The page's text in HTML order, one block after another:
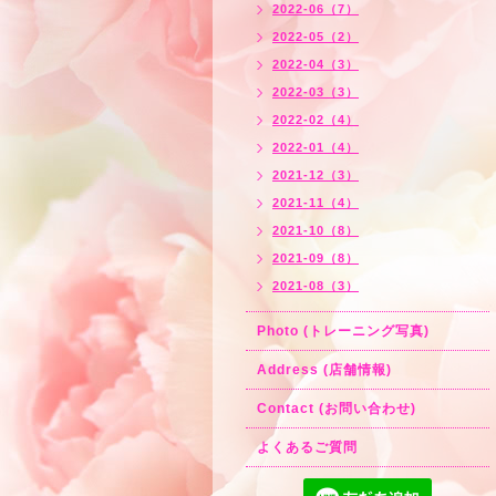
2022-06（7）
2022-05（2）
2022-04（3）
2022-03（3）
2022-02（4）
2022-01（4）
2021-12（3）
2021-11（4）
2021-10（8）
2021-09（8）
2021-08（3）
Photo (トレーニング写真)
Address (店舗情報)
Contact (お問い合わせ)
よくあるご質問